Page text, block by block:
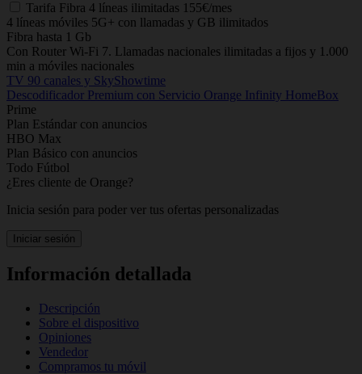
Tarifa Fibra 4 líneas ilimitadas 155€/mes
4 líneas móviles 5G+ con llamadas y GB ilimitados
Fibra hasta 1 Gb
Con Router Wi-Fi 7. Llamadas nacionales ilimitadas a fijos y 1.000
min a móviles nacionales
TV 90 canales y SkyShowtime
Descodificador Premium con Servicio Orange Infinity HomeBox
Prime
Plan Estándar con anuncios
HBO Max
Plan Básico con anuncios
Todo Fútbol
¿Eres cliente de Orange?
Inicia sesión para poder ver tus ofertas personalizadas
Iniciar sesión
Información detallada
Descripción
Sobre el dispositivo
Opiniones
Vendedor
Compramos tu móvil